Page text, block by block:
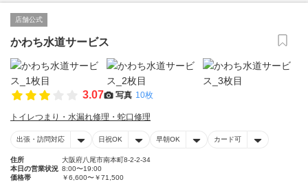
店舗公式
かわち水道サービス
3.07 写真 10枚
トイレつまり・水漏れ修理・蛇口修理
出張・訪問対応 日祝OK 早朝OK カード可
住所
大阪府八尾市南本町8-2-2-34
本日の営業状況 8:00〜19:00
価格帯
￥6,600〜￥71,500